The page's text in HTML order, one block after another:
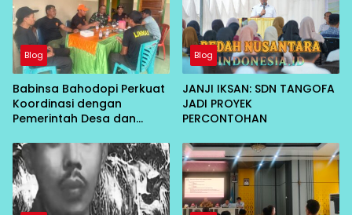
Blog
Babinsa Bahodopi Perkuat
Koordinasi dengan
Pemerintah Desa dan
Stabilitas Keamanan
Wilayah
Blog
JANJI IKSAN: SDN TANGOFA
JADI PROYEK
PERCONTOHAN